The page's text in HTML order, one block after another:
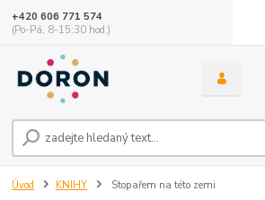
+420 606 771 574
(Po-Pá, 8-15:30 hod.)
Úvod KNIHY Stopařem na této zemi